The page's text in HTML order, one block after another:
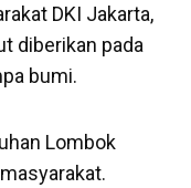
DKI Jakarta,
diberikan pada
bumi.
Lombok